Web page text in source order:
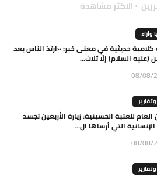
الاكثر مشاهدة
وآراء
كلامية حديثية في معنى خبر: «ارتدّ الناس بعد
(عليه السلام) إلّا ثلاث...
08/08/
العام للعتبة الحسينية: زيارة الأربعين تجسد
التي أرساها ال...
08/08/